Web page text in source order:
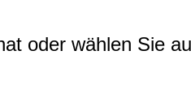
oder wählen Sie